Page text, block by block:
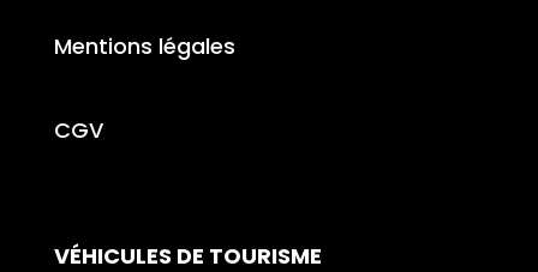
Mentions légales
CGV
VÉHICULES DE TOURISME